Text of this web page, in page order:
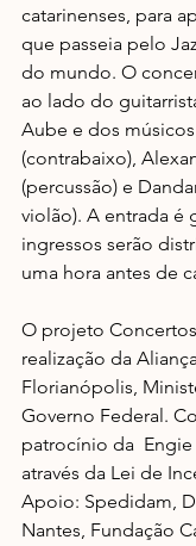
catarinenses, para
que passeia pelo
do mundo. O
ao lado do
Aube e dos
(contrabaixo),
(percussão) e
violão). A entrada é
ingressos serão
uma hora antes de
O projeto
realização da
Florianópolis,
Governo Federal.
patrocínio da  Engie
através da Lei de
Apoio: Spedidam,
Nantes, Fundação